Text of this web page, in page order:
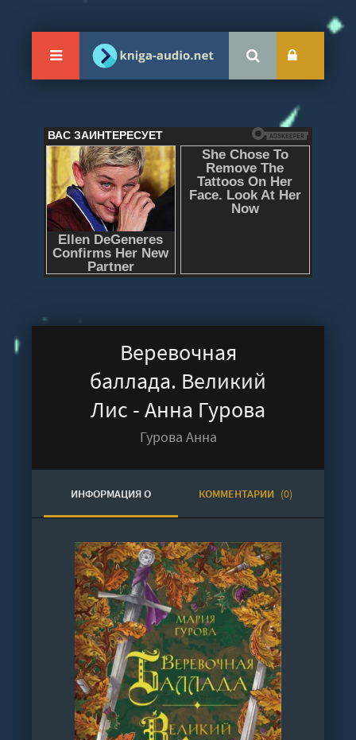
Веревочная
баллада. Великий
Лис - Анна Гурова
Гурова Анна
ИНФОРМАЦИЯ О
АУДИОКНИГЕ
КОММЕНТАРИИ (0)